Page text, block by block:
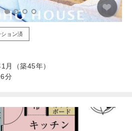
ション済
（築45年）
分